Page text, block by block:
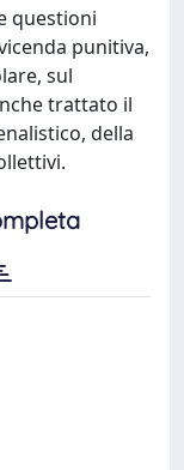
questioni
punitiva,
sul
trattato il
della